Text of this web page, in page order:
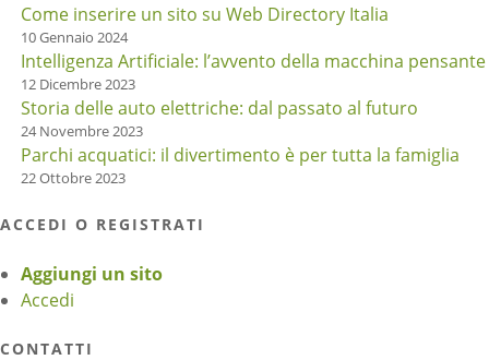
Come inserire un sito su Web Directory Italia
10 Gennaio 2024
Intelligenza Artificiale: l’avvento della macchina pensante
12 Dicembre 2023
Storia delle auto elettriche: dal passato al futuro
24 Novembre 2023
Parchi acquatici: il divertimento è per tutta la famiglia
22 Ottobre 2023
ACCEDI O REGISTRATI
Aggiungi un sito
Accedi
CONTATTI